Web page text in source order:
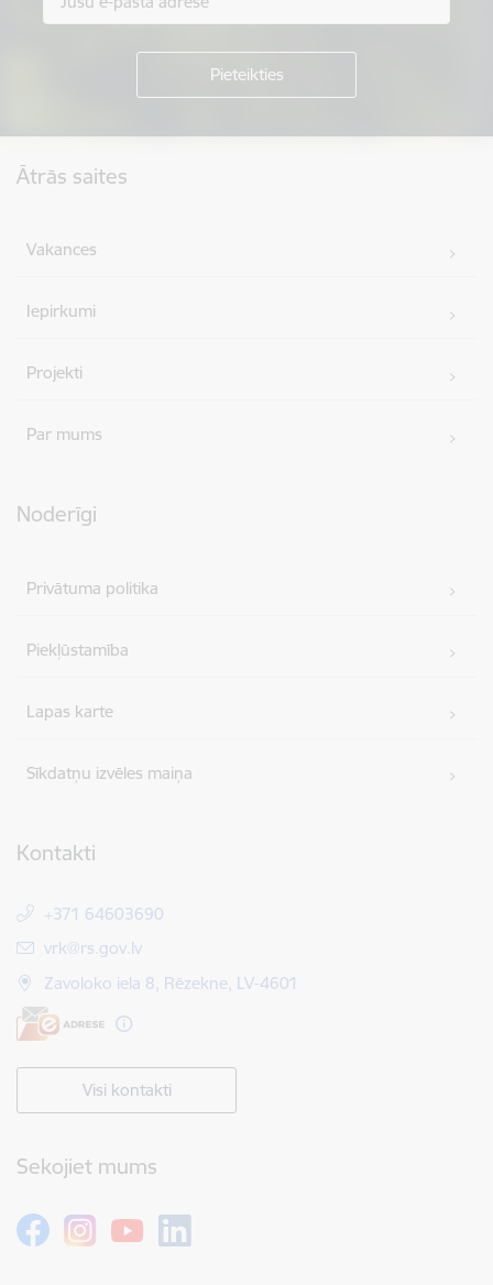
Ātrās saites
Vakances
Iepirkumi
Projekti
Par mums
Noderīgi
Privātuma politika
Piekļūstamība
Lapas karte
Sīkdatņu izvēles maiņa
Kontakti
+371 64603690
E-pasts:
vrk@rs.gov.lv
Zavoloko iela 8, Rēzekne, LV-4601
Visi kontakti
Sekojiet mums